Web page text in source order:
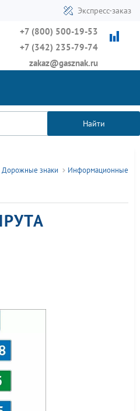
Экспресс-заказ
+7 (800) 500-19-53
+7 (342) 235-79-74
zakaz@gasznak.ru
Найти
Дорожные знаки
Информационные